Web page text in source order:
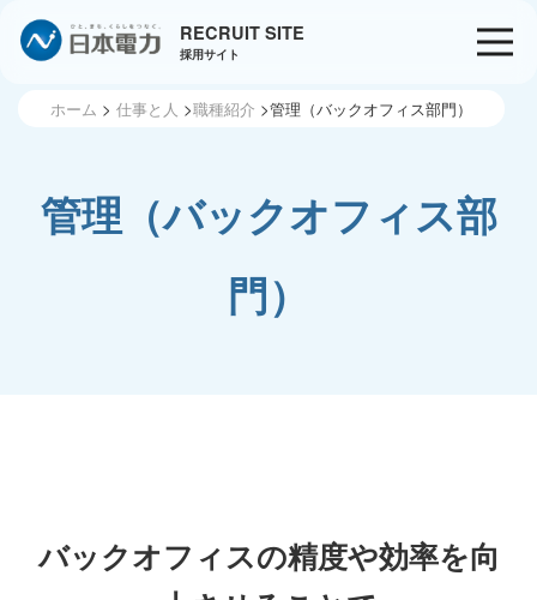
RECRUIT SITE
採用サイト
ホーム 仕事と人 職種紹介 管理（バックオフィス部門）
管理（バックオフィス部
門）
バックオフィスの精度や効率を向